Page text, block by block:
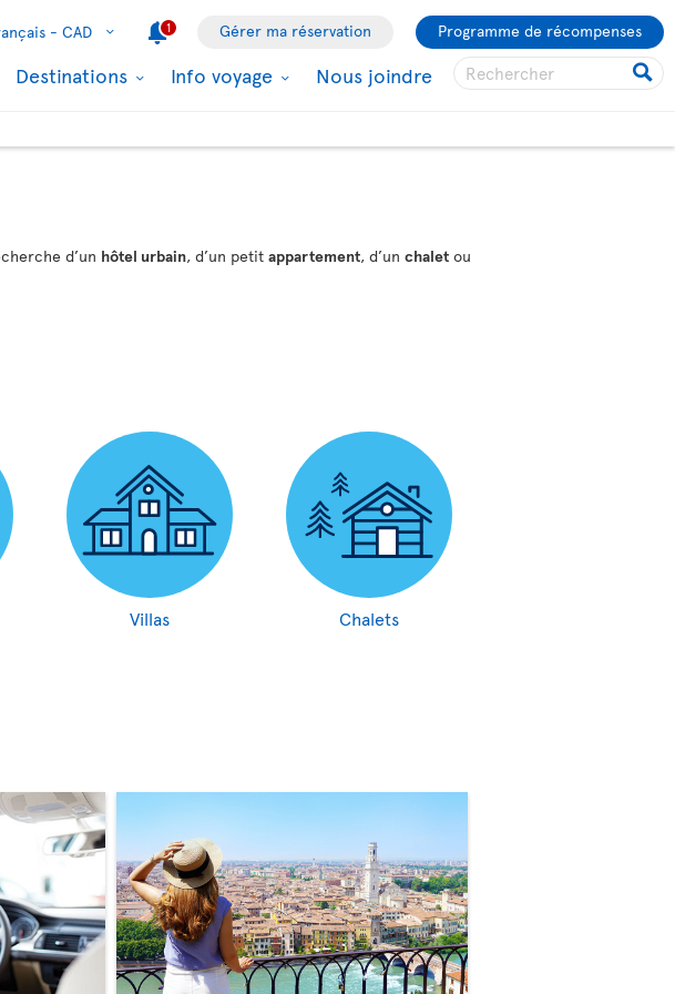
- CAD 1 Gérer ma réservation Programme de récompenses
Destinations Info voyage Nous joindre
d’un hôtel urbain, d’un petit appartement, d’un chalet ou
Villas Chalets